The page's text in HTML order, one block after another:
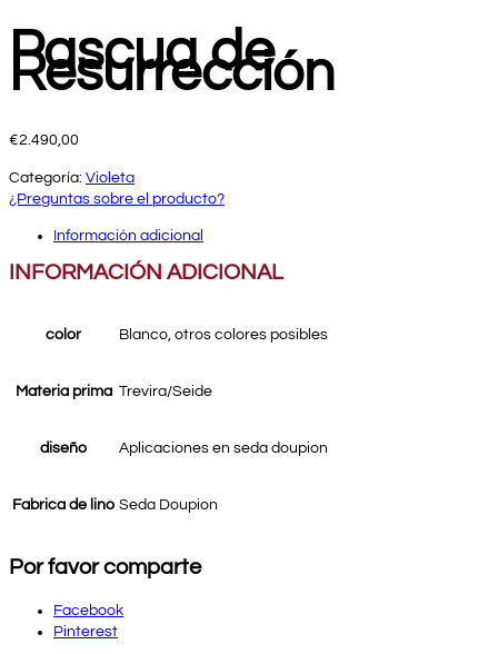
Pascua de
Resurrección
€2.490,00
Categoría: Violeta
¿Preguntas sobre el producto?
Información adicional
INFORMACIÓN ADICIONAL
color Blanco, otros colores posibles
Materia prima Trevira/Seide
diseño Aplicaciones en seda doupion
Fabrica de lino Seda Doupion
Por favor comparte
Facebook
Pinterest